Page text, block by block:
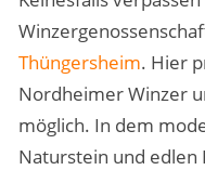
Thüngersheim. Hier
Nordheimer Winzer
möglich. In dem
Naturstein und edlen